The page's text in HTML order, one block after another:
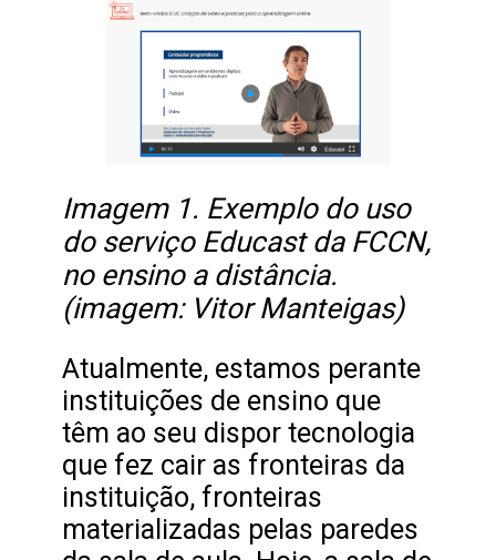
Imagem 1. Exemplo do uso
do serviço Educast da FCCN,
no ensino a distância.
(imagem: Vitor Manteigas)
Atualmente, estamos perante
instituições de ensino que
têm ao seu dispor tecnologia
que fez cair as fronteiras da
instituição, fronteiras
materializadas pelas paredes